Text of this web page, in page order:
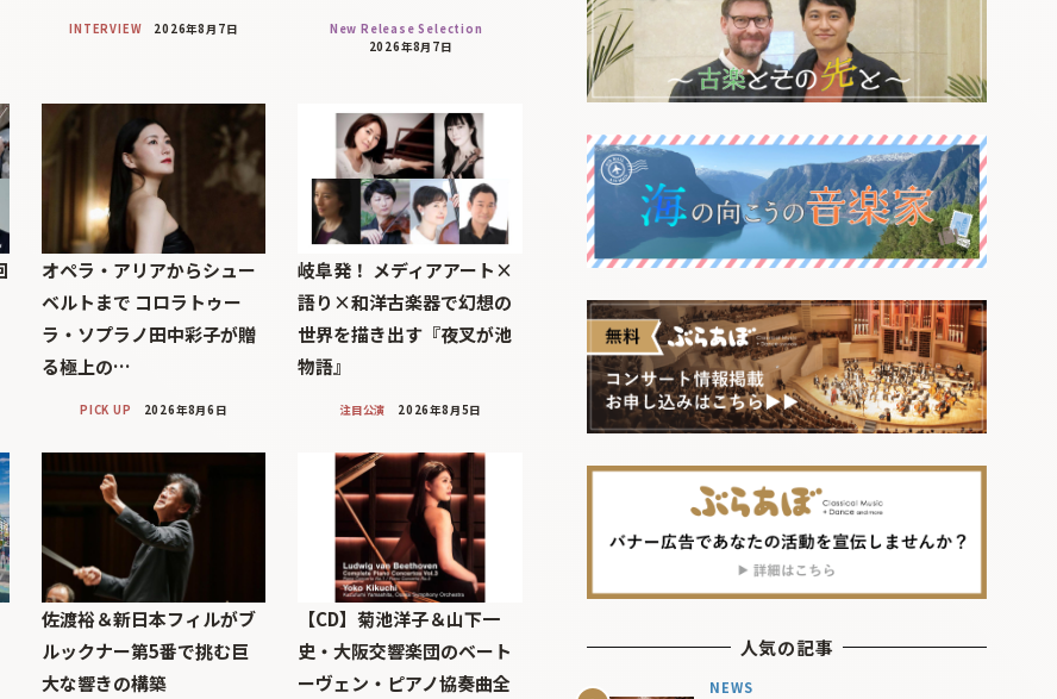
INTERVIEW 2026年8月7日
New Release Selection
2026年8月7日
オペラ・アリアからシュー
ベルトまで コロラトゥー
ラ・ソプラノ田中彩子が贈
る極上の…
PICK UP 2026年8月6日
岐阜発！ メディアアート×
語り×和洋古楽器で幻想の
世界を描き出す『夜叉が池
物語』
注目公演 2026年8月5日
佐渡裕＆新日本フィルがブ
ルックナー第5番で挑む巨
大な響きの構築
【CD】菊池洋子＆山下一
史・大阪交響楽団のベート
ーヴェン・ピアノ協奏曲全
人気の記事
NEWS